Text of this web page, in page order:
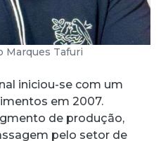
Marques Tafuri
iniciou-se com um
em 2007.
de produção,
pelo setor de